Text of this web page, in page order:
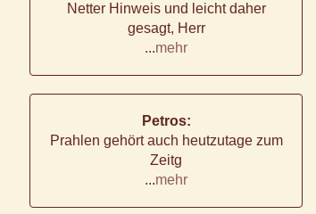
Netter Hinweis und leicht daher
gesagt, Herr
...mehr
Petros:
Prahlen gehört auch heutzutage zum
Zeitg
...mehr